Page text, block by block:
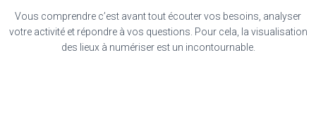
Vous comprendre c’est avant tout écouter vos besoins, analyser
votre activité et répondre à vos questions Pour cela, la visualisation
des lieux à numériser est un incontournable.